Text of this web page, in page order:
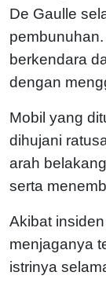
De Gaulle
berkendara
dengan
Mobil yang
dihujani
arah
serta
Akibat
menjaganya
istrinya